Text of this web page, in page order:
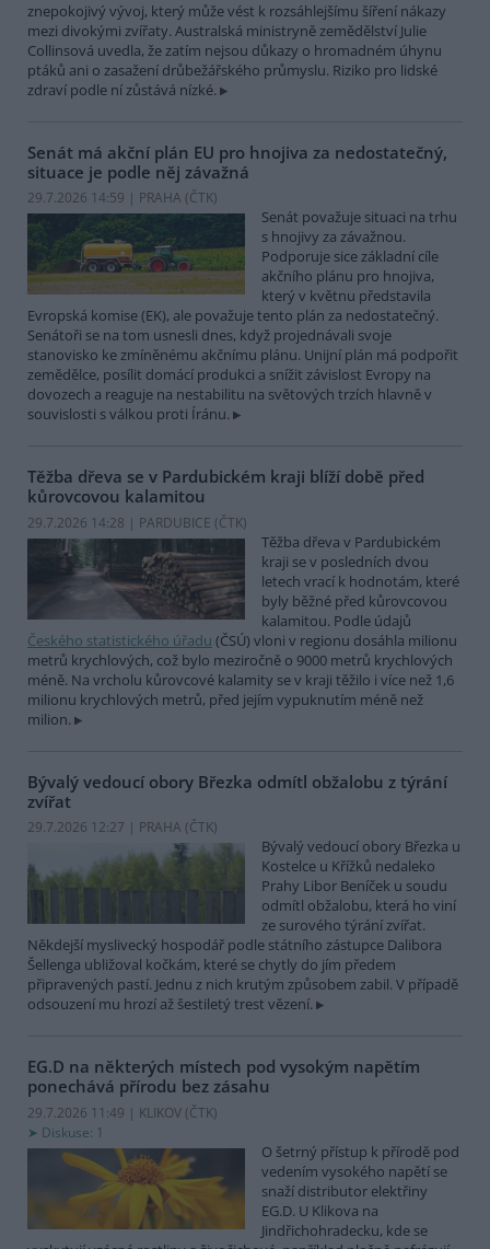
znepokojivý vývoj, který může vést k rozsáhlejšímu šíření nákazy
mezi divokými zvířaty. Australská ministryně zemědělství Julie
Collinsová uvedla, že zatím nejsou důkazy o hromadném úhynu
ptáků ani o zasažení drůbežářského průmyslu. Riziko pro lidské
zdraví podle ní zůstává nízké.
Senát má akční plán EU pro hnojiva za nedostatečný,
situace je podle něj závažná
29.7.2026 14:59 | PRAHA (ČTK)
Senát považuje situaci na trhu
s hnojivy za závažnou.
Podporuje sice základní cíle
akčního plánu pro hnojiva,
který v květnu představila
Evropská komise (EK), ale považuje tento plán za nedostatečný.
Senátoři se na tom usnesli dnes, když projednávali svoje
stanovisko ke zmíněnému akčnímu plánu. Unijní plán má podpořit
zemědělce, posílit domácí produkci a snížit závislost Evropy na
dovozech a reaguje na nestabilitu na světových trzích hlavně v
souvislosti s válkou proti Íránu.
Těžba dřeva se v Pardubickém kraji blíží době před
kůrovcovou kalamitou
29.7.2026 14:28 | PARDUBICE (ČTK)
Těžba dřeva v Pardubickém
kraji se v posledních dvou
letech vrací k hodnotám, které
byly běžné před kůrovcovou
kalamitou. Podle údajů
Českého statistického úřadu (ČSÚ) vloni v regionu dosáhla milionu
metrů krychlových, což bylo meziročně o 9000 metrů krychlových
méně. Na vrcholu kůrovcové kalamity se v kraji těžilo i více než 1,6
milionu krychlových metrů, před jejím vypuknutím méně než
milion.
Bývalý vedoucí obory Březka odmítl obžalobu z týrání
zvířat
29.7.2026 12:27 | PRAHA (ČTK)
Bývalý vedoucí obory Březka u
Kostelce u Křížků nedaleko
Prahy Libor Beníček u soudu
odmítl obžalobu, která ho viní
ze surového týrání zvířat.
Někdejší myslivecký hospodář podle státního zástupce Dalibora
Šellenga ubližoval kočkám, které se chytly do jím předem
připravených pastí. Jednu z nich krutým způsobem zabil. V případě
odsouzení mu hrozí až šestiletý trest vězení.
EG.D na některých místech pod vysokým napětím
ponechává přírodu bez zásahu
29.7.2026 11:49 | KLIKOV (ČTK)
Diskuse: 1
O šetrný přístup k přírodě pod
vedením vysokého napětí se
snaží distributor elektřiny
EG.D. U Klikova na
Jindřichohradecku, kde se